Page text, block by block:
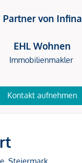
Partner von Infina
EHL Wohnen
Immobilienmakler
Kontakt aufnehmen
Steiermark